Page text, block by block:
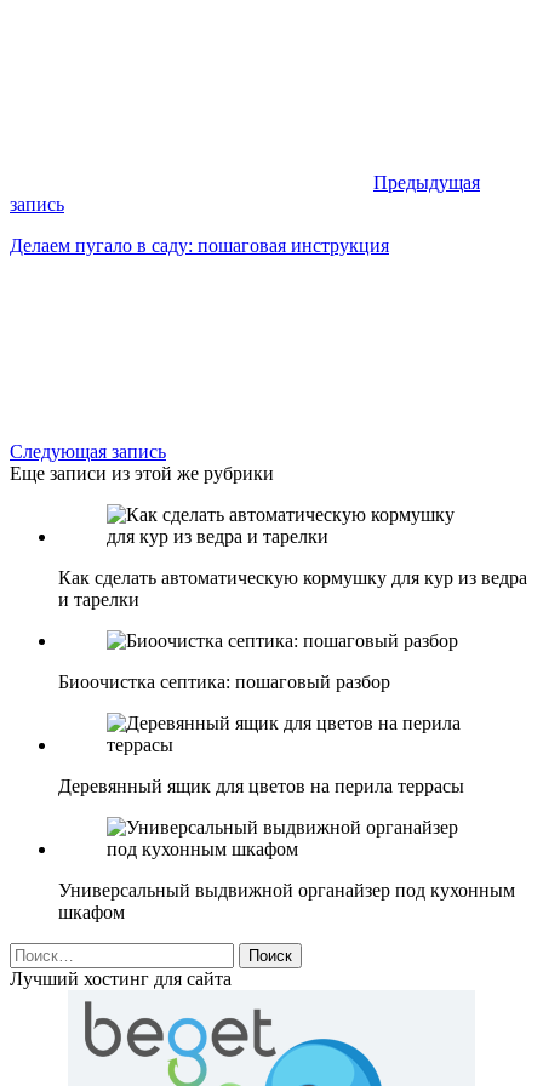
Предыдущая
запись
Делаем пугало в саду: пошаговая инструкция
Следующая запись
Еще записи из этой же рубрики
Как сделать автоматическую кормушку для кур из ведра
и тарелки
Биоочистка септика: пошаговый разбор
Деревянный ящик для цветов на перила террасы
Универсальный выдвижной органайзер под кухонным
шкафом
Найти:
Лучший хостинг для сайта